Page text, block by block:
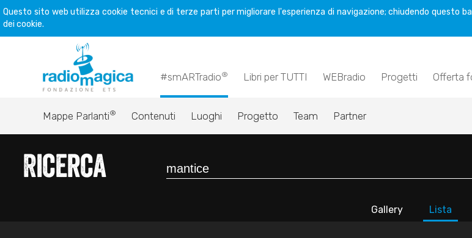
Questo sito web utilizza cookie tecnici e di terze parti per migliorare l'esperienza di navigazione; chiudendo questo
dei cookie.
#smARTradio® Libri per TUTTI WEBradio Progetti Offerta
Mappe Parlanti® Contenuti Luoghi Progetto Team Partner
Ricerca
Gallery Lista